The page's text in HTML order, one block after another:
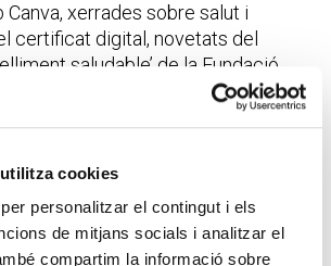
cookies
personalitzar el contingut i els
de mitjans socials i analitzar el
compartim la informació sobre
Canva, xerrades sobre salut i
certificat digital, novetats del
saludable’ de la Fundació